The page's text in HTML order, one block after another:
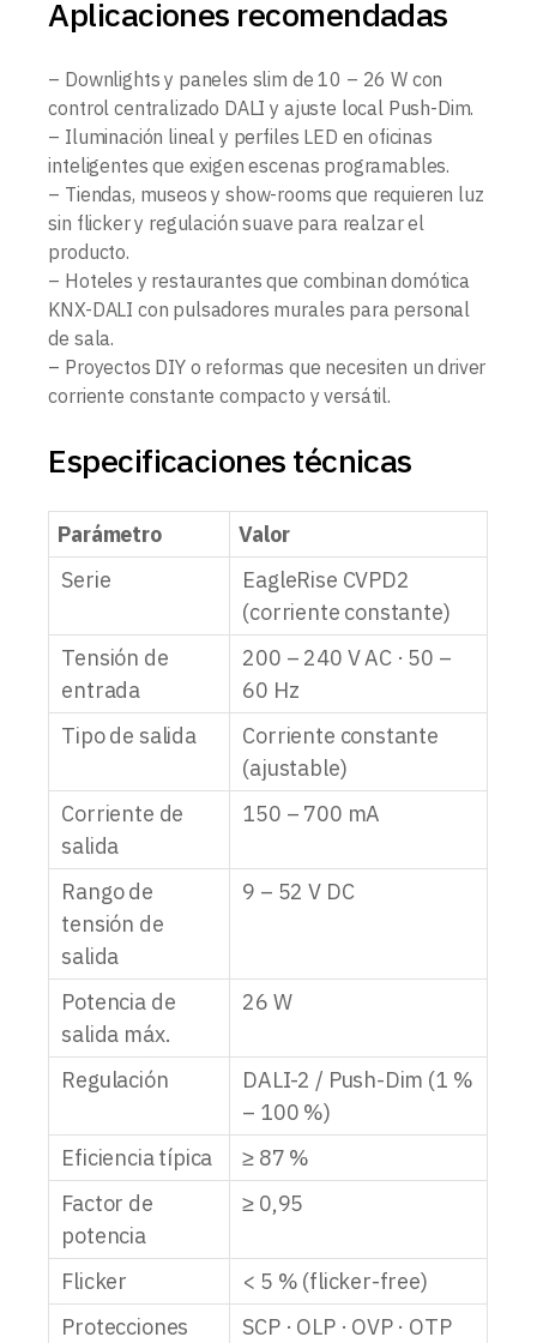
Aplicaciones recomendadas
– Downlights y paneles slim de 10 – 26 W con
control centralizado DALI y ajuste local Push-Dim.
– Iluminación lineal y perfiles LED en oficinas
inteligentes que exigen escenas programables.
– Tiendas, museos y show-rooms que requieren luz
sin flicker y regulación suave para realzar el
producto.
– Hoteles y restaurantes que combinan domótica
KNX-DALI con pulsadores murales para personal
de sala.
– Proyectos DIY o reformas que necesiten un driver
corriente constante compacto y versátil.
Especificaciones técnicas
Parámetro
Valor
Serie
EagleRise CVPD2
(corriente constante)
Tensión de
entrada
200 – 240 V AC · 50 –
60 Hz
Tipo de salida
Corriente constante
(ajustable)
Corriente de
salida
150 – 700 mA
Rango de
tensión de
salida
9 – 52 V DC
Potencia de
salida máx.
26 W
Regulación
DALI-2 / Push-Dim (1 %
– 100 %)
Eficiencia típica
≥ 87 %
Factor de
potencia
≥ 0,95
Flicker
< 5 % (flicker-free)
Protecciones
SCP · OLP · OVP · OTP